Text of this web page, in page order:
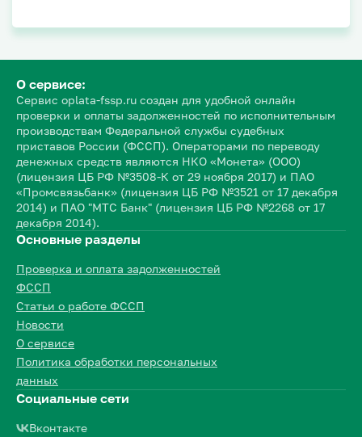
О сервисе:
Сервис oplata-fssp.ru создан для удобной онлайн
проверки и оплаты задолженностей по исполнительным
производствам Федеральной службы судебных
приставов России (ФССП). Операторами по переводу
денежных средств являются НКО «Монета» (ООО)
(лицензия ЦБ РФ №3508-К от 29 ноября 2017) и ПАО
«Промсвязьбанк» (лицензия ЦБ РФ №3521 от 17 декабря
2014) и ПАО "МТС Банк" (лицензия ЦБ РФ №2268 от 17
декабря 2014).
Основные разделы
Проверка и оплата задолженностей
ФССП
Статьи о работе ФССП
Новости
О сервисе
Политика обработки персональных
данных
Социальные сети
Вконтакте